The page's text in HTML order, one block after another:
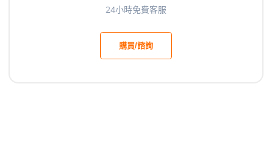
24小時免費客服
購買/諮詢